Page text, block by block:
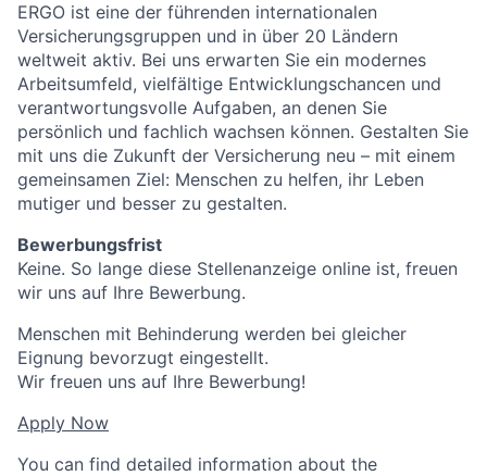
ERGO ist eine der führenden internationalen
Versicherungsgruppen und in über 20 Ländern
weltweit aktiv. Bei uns erwarten Sie ein modernes
Arbeitsumfeld, vielfältige Entwicklungschancen und
verantwortungsvolle Aufgaben, an denen Sie
persönlich und fachlich wachsen können. Gestalten Sie
mit uns die Zukunft der Versicherung neu – mit einem
gemeinsamen Ziel: Menschen zu helfen, ihr Leben
mutiger und besser zu gestalten.
Bewerbungsfrist
Keine. So lange diese Stellenanzeige online ist, freuen
wir uns auf Ihre Bewerbung.
Menschen mit Behinderung werden bei gleicher
Eignung bevorzugt eingestellt.
Wir freuen uns auf Ihre Bewerbung!
Apply Now
You can find detailed information about the